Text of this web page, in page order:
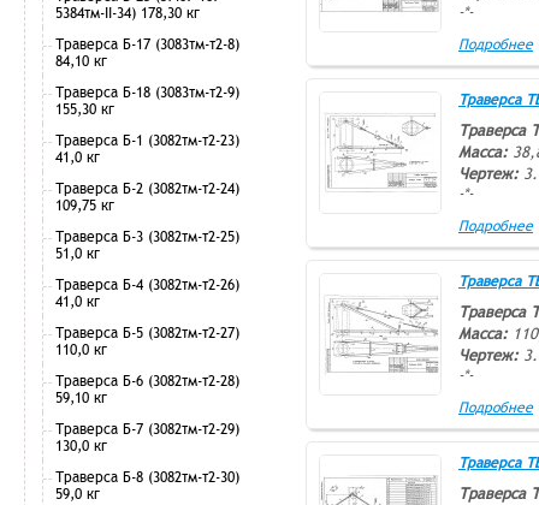
5384тм-II-34) 178,30 кг
Траверса Б-17 (3083тм-т2-8)
84,10 кг
Траверса Б-18 (3083тм-т2-9)
155,30 кг
Траверса Б-1 (3082тм-т2-23)
41,0 кг
Траверса Б-2 (3082тм-т2-24)
109,75 кг
Траверса Б-3 (3082тм-т2-25)
51,0 кг
Траверса Б-4 (3082тм-т2-26)
41,0 кг
Траверса Б-5 (3082тм-т2-27)
110,0 кг
Траверса Б-6 (3082тм-т2-28)
59,10 кг
Траверса Б-7 (3082тм-т2-29)
130,0 кг
Траверса Б-8 (3082тм-т2-30)
59,0 кг
-*-
Подробнее
Траверса
Траверса
Масса:
Чертеж:
-*-
Подробнее
Траверса
Траверса
Масса:
Чертеж:
-*-
Подробнее
Траверса
Траверса